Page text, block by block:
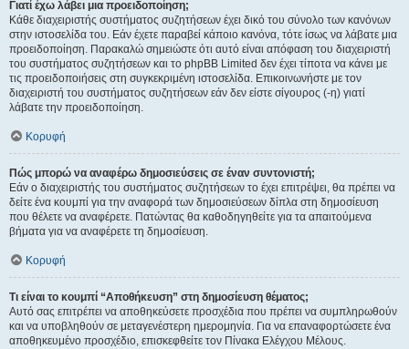
Γιατί έχω λάβει μια προειδοποίηση;
Κάθε διαχειριστής συστήματος συζητήσεων έχει δικό του σύνολο των κανόνων
στην ιστοσελίδα του. Εάν έχετε παραβεί κάποιο κανόνα, τότε ίσως να λάβατε μια
προειδοποίηση. Παρακαλώ σημειώστε ότι αυτό είναι απόφαση του διαχειριστή
του συστήματος συζητήσεων και το phpBB Limited δεν έχει τίποτα να κάνει με
τις προειδοποιήσεις στη συγκεκριμένη ιστοσελίδα. Επικοινωνήστε με τον
διαχειριστή του συστήματος συζητήσεων εάν δεν είστε σίγουρος (-η) γιατί
λάβατε την προειδοποίηση.
Κορυφή
Πώς μπορώ να αναφέρω δημοσιεύσεις σε έναν συντονιστή;
Εάν ο διαχειριστής του συστήματος συζητήσεων το έχει επιτρέψει, θα πρέπει να
δείτε ένα κουμπί για την αναφορά των δημοσιεύσεων δίπλα στη δημοσίευση
που θέλετε να αναφέρετε. Πατώντας θα καθοδηγηθείτε για τα απαιτούμενα
βήματα για να αναφέρετε τη δημοσίευση.
Κορυφή
Τι είναι το κουμπί “Αποθήκευση” στη δημοσίευση θέματος;
Αυτό σας επιτρέπει να αποθηκεύσετε προσχέδια που πρέπει να συμπληρωθούν
και να υποβληθούν σε μεταγενέστερη ημερομηνία. Για να επαναφορτώσετε ένα
αποθηκευμένο προσχέδιο, επισκεφθείτε τον Πίνακα Ελέγχου Μέλους.